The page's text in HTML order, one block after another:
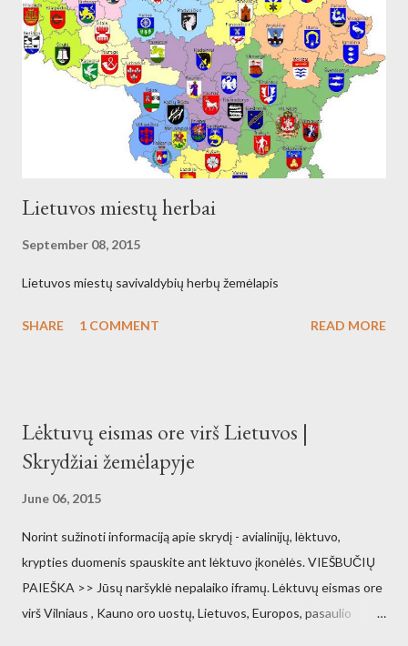
Lietuvos miestų herbai
September 08, 2015
Lietuvos miestų savivaldybių herbų žemėlapis
SHARE 1 COMMENT READ MORE
Lėktuvų eismas ore virš Lietuvos |
Skrydžiai žemėlapyje
June 06, 2015
Norint sužinoti informaciją apie skrydį - avialinijų, lėktuvo,
krypties duomenis spauskite ant lėktuvo įkonėlės. VIEŠBUČIŲ
PAIEŠKA >> Jūsų naršyklė nepalaiko iframų. Lėktuvų eismas ore
virš Vilniaus , Kauno oro uostų, Lietuvos, Europos, pasaulio